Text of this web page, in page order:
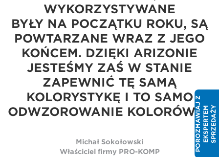
WYKORZYSTYWANE
BYŁY NA POCZĄTKU ROKU, SĄ
POWTARZANE WRAZ Z JEGO
KOŃCEM. DZIĘKI ARIZONIE
JESTEŚMY ZAŚ W STANIE
ZAPEWNIĆ TĘ SAMĄ
KOLORYSTYKĘ I TO SAMO
ODWZOROWANIE KOLORÓW.
Michał Sokołowski
Właściciel firmy PRO-KOMP
P
O
R
O
Z
M
A
W
IA
J
Z
E
K
S
P
E
R
T
EM
S
P
R
Z
E
D
A
Ż Y